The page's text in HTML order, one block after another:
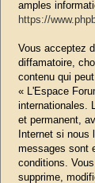
amples
https://
Vous acceptez
diffamatoire,
contenu qui
« L'Espace
internationales.
et permanent,
Internet si
messages sont
conditions.
supprime,